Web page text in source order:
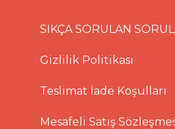
SIKÇA SORULAN
Gizlilik Politikası
Teslimat İade Koşulları
Mesafeli Satış